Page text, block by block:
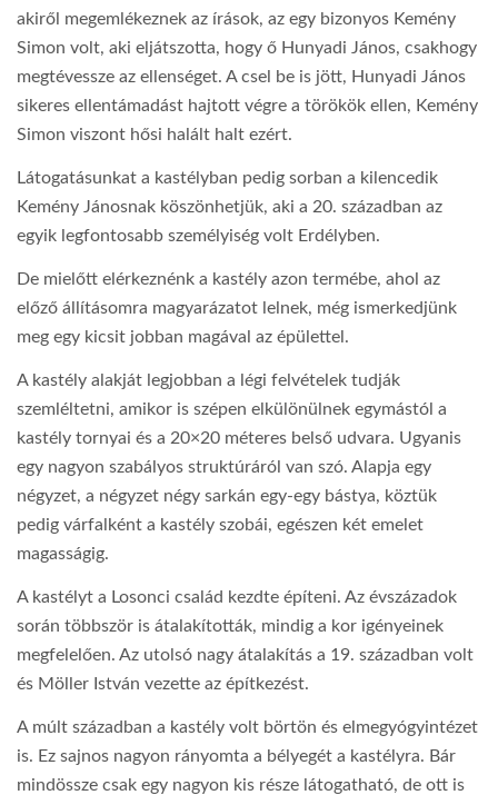
akiről megemlékeznek az írások, az egy bizonyos Kemény
Simon volt, aki eljátszotta, hogy ő Hunyadi János, csakhogy
megtévessze az ellenséget. A csel be is jött, Hunyadi János
sikeres ellentámadást hajtott végre a törökök ellen, Kemény
Simon viszont hősi halált halt ezért.
Látogatásunkat a kastélyban pedig sorban a kilencedik
Kemény Jánosnak köszönhetjük, aki a 20. században az
egyik legfontosabb személyiség volt Erdélyben.
De mielőtt elérkeznénk a kastély azon termébe, ahol az
előző állításomra magyarázatot lelnek, még ismerkedjünk
meg egy kicsit jobban magával az épülettel.
A kastély alakját legjobban a légi felvételek tudják
szemléltetni, amikor is szépen elkülönülnek egymástól a
kastély tornyai és a 20×20 méteres belső udvara. Ugyanis
egy nagyon szabályos struktúráról van szó. Alapja egy
négyzet, a négyzet négy sarkán egy-egy bástya, köztük
pedig várfalként a kastély szobái, egészen két emelet
magasságig.
A kastélyt a Losonci család kezdte építeni. Az évszázadok
során többször is átalakították, mindig a kor igényeinek
megfelelően. Az utolsó nagy átalakítás a 19. században volt
és Möller István vezette az építkezést.
A múlt században a kastély volt börtön és elmegyógyintézet
is. Ez sajnos nagyon rányomta a bélyegét a kastélyra. Bár
mindössze csak egy nagyon kis része látogatható, de ott is